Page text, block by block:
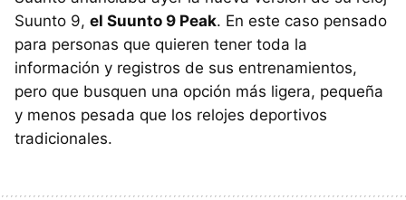
Suunto 9, el Suunto 9 Peak. En este caso pensado
para personas que quieren tener toda la
información y registros de sus entrenamientos,
pero que busquen una opción más ligera, pequeña
y menos pesada que los relojes deportivos
tradicionales.